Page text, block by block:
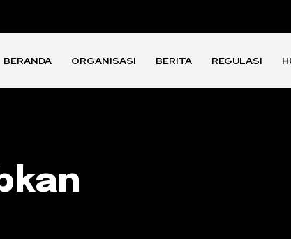
BERANDA ORGANISASI BERITA REGULASI